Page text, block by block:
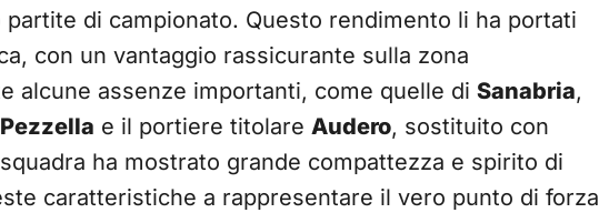
di campionato. Questo rendimento li ha portati
con un vantaggio rassicurante sulla zona
alcune assenze importanti, come quelle di Sanabria,
Pezzella e il portiere titolare Audero, sostituito con
ha mostrato grande compattezza e spirito di
caratteristiche a rappresentare il vero punto di forza